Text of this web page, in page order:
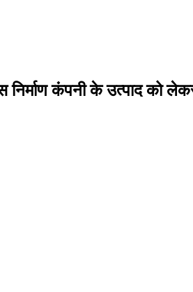
निर्माण कंपनी के उत्पाद को